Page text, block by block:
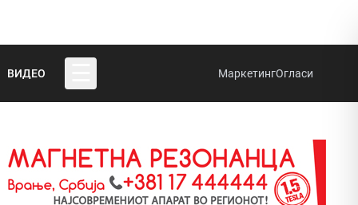
ВИДЕО МаркетингОгласи